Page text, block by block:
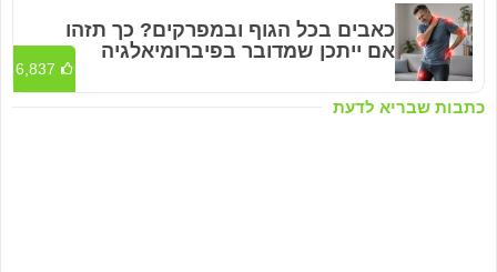
כתבות שבריא לדעת
כאבים בכל הגוף ובמפרקים? כך תזהו
אם ייתכן שמדובר בפיברומיאלגיה
6,837